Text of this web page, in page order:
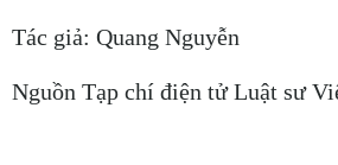
Tác giả: Quang Nguyễn
Nguồn Tạp chí điện tử Luật sư